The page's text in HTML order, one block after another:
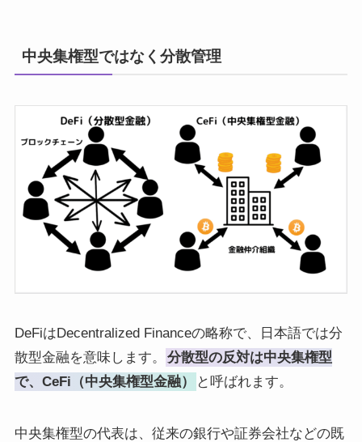
中央集権型ではなく分散管理
DeFiはDecentralized Financeの略称で、日本語では分
散型金融を意味します。
分散型の反対は中央集権型
で、CeFi（中央集権型金融）
と呼ばれます。
中央集権型の代表は、従来の銀行や証券会社などの既